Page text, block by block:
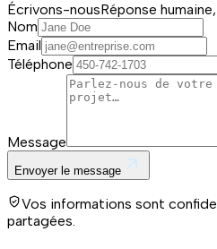
Écrivons-nousRéponse
Nom
Email
Téléphone
Message
Envoyer le message
Vos informations sont
partagées.